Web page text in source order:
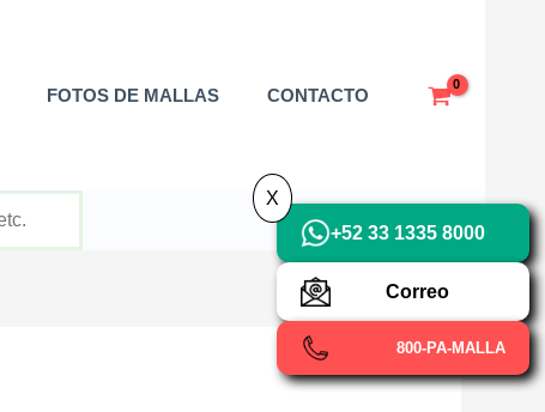
FOTOS DE MALLAS CONTACTO
+52 33 1335 8000
Correo
800-PA-MALLA
X